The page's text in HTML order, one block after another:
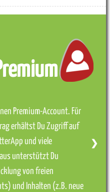
Premium-Account. Für
erhältst Du Zugriff auf
und viele
unterstützt Du
von freien
und Inhalten (z.B. neue
❯